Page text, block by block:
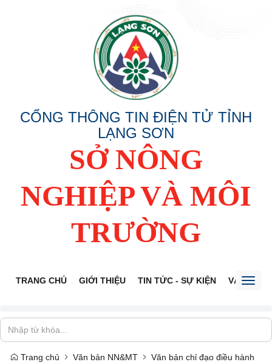
CỔNG THÔNG TIN ĐIỆN TỬ TỈNH
LẠNG SƠN
SỞ NÔNG
NGHIỆP VÀ MÔI
TRƯỜNG
TRANG CHỦ GIỚI THIỆU TIN TỨC - SỰ KIỆN VĂN BẢN
Trang chủ Văn bản NN&MT Văn bản chỉ đạo điều hành